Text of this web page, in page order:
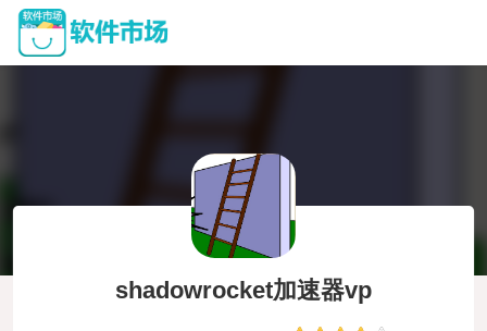
shadowrocket加速器vp